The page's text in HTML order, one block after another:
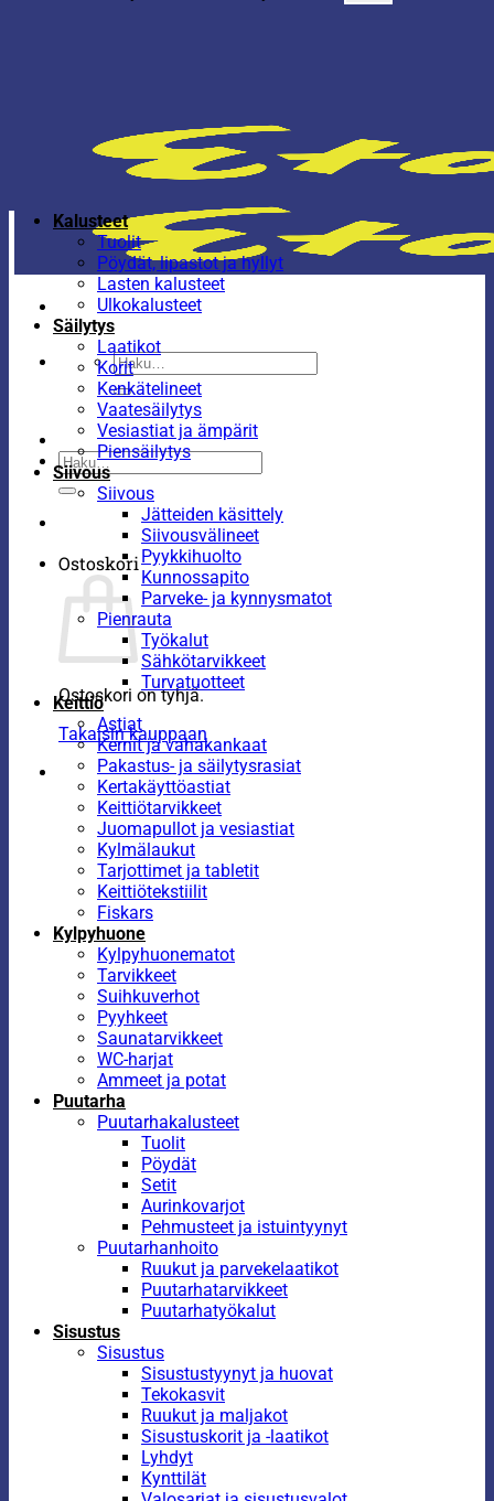
Etsi:
Etsi:
Ostoskori
Ostoskori on tyhjä.
Takaisin kauppaan
Kalusteet
Tuolit
Pöydät, lipastot ja hyllyt
Lasten kalusteet
Ulkokalusteet
Säilytys
Laatikot
Korit
Kenkätelineet
Vaatesäilytys
Vesiastiat ja ämpärit
Piensäilytys
Siivous
Siivous
Jätteiden käsittely
Siivousvälineet
Pyykkihuolto
Kunnossapito
Parveke- ja kynnysmatot
Pienrauta
Työkalut
Sähkötarvikkeet
Turvatuotteet
Keittiö
Astiat
Kernit ja vahakankaat
Pakastus- ja säilytysrasiat
Kertakäyttöastiat
Keittiötarvikkeet
Juomapullot ja vesiastiat
Kylmälaukut
Tarjottimet ja tabletit
Keittiötekstiilit
Fiskars
Kylpyhuone
Kylpyhuonematot
Tarvikkeet
Suihkuverhot
Pyyhkeet
Saunatarvikkeet
WC-harjat
Ammeet ja potat
Puutarha
Puutarhakalusteet
Tuolit
Pöydät
Setit
Aurinkovarjot
Pehmusteet ja istuintyynyt
Puutarhanhoito
Ruukut ja parvekelaatikot
Puutarhatarvikkeet
Puutarhatyökalut
Sisustus
Sisustus
Sisustustyynyt ja huovat
Tekokasvit
Ruukut ja maljakot
Sisustuskorit ja -laatikot
Lyhdyt
Kynttilät